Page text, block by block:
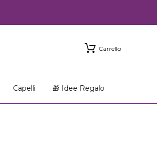
Carrello
Capelli 🎁 Idee Regalo